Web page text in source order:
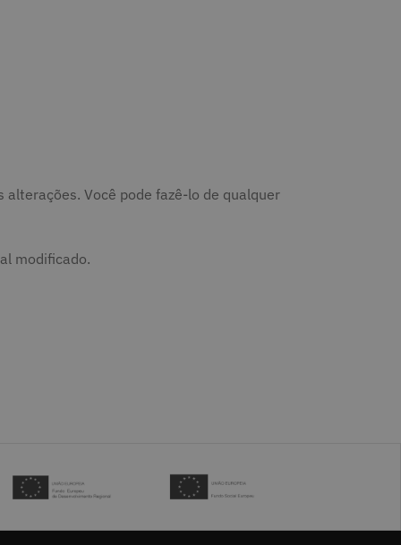
Você pode fazê-lo de qualquer
modificado.